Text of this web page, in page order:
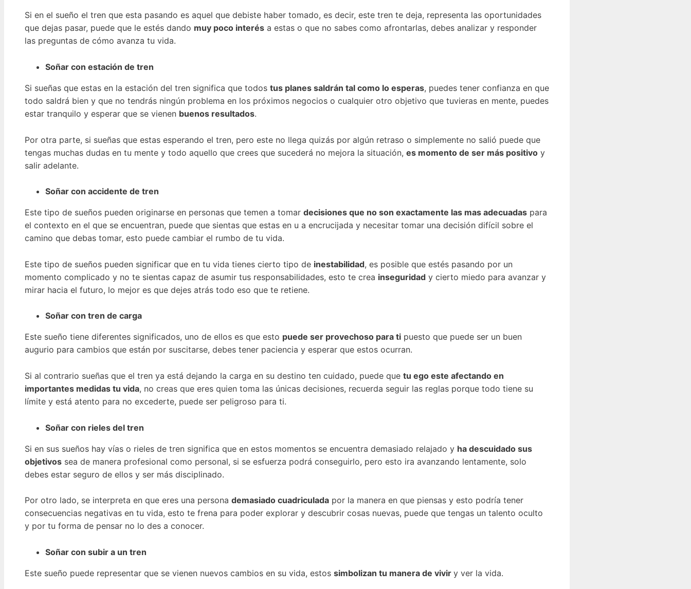
Si en el sueño el tren que esta pasando es aquel que debiste haber tomado, es decir, este tren te deja, representa las oportunidades
que dejas pasar, puede que le estés dando muy poco interés a estas o que no sabes como afrontarlas, debes analizar y responder
las preguntas de cómo avanza tu vida.
Soñar con estación de tren
Si sueñas que estas en la estación del tren significa que todos tus planes saldrán tal como lo esperas, puedes tener confianza en que
todo saldrá bien y que no tendrás ningún problema en los próximos negocios o cualquier otro objetivo que tuvieras en mente, puedes
estar tranquilo y esperar que se vienen buenos resultados.
Por otra parte, si sueñas que estas esperando el tren, pero este no llega quizás por algún retraso o simplemente no salió puede que
tengas muchas dudas en tu mente y todo aquello que crees que sucederá no mejora la situación, es momento de ser más positivo y
salir adelante.
Soñar con accidente de tren
Este tipo de sueños pueden originarse en personas que temen a tomar decisiones que no son exactamente las mas adecuadas para
el contexto en el que se encuentran, puede que sientas que estas en u a encrucijada y necesitar tomar una decisión difícil sobre el
camino que debas tomar, esto puede cambiar el rumbo de tu vida.
Este tipo de sueños pueden significar que en tu vida tienes cierto tipo de inestabilidad, es posible que estés pasando por un
momento complicado y no te sientas capaz de asumir tus responsabilidades, esto te crea inseguridad y cierto miedo para avanzar y
mirar hacia el futuro, lo mejor es que dejes atrás todo eso que te retiene.
Soñar con tren de carga
Este sueño tiene diferentes significados, uno de ellos es que esto puede ser provechoso para ti puesto que puede ser un buen
augurio para cambios que están por suscitarse, debes tener paciencia y esperar que estos ocurran.
Si al contrario sueñas que el tren ya está dejando la carga en su destino ten cuidado, puede que tu ego este afectando en
importantes medidas tu vida, no creas que eres quien toma las únicas decisiones, recuerda seguir las reglas porque todo tiene su
límite y está atento para no excederte, puede ser peligroso para ti.
Soñar con rieles del tren
Si en sus sueños hay vías o rieles de tren significa que en estos momentos se encuentra demasiado relajado y ha descuidado sus
objetivos sea de manera profesional como personal, si se esfuerza podrá conseguirlo, pero esto ira avanzando lentamente, solo
debes estar seguro de ellos y ser más disciplinado.
Por otro lado, se interpreta en que eres una persona demasiado cuadriculada por la manera en que piensas y esto podría tener
consecuencias negativas en tu vida, esto te frena para poder explorar y descubrir cosas nuevas, puede que tengas un talento oculto
y por tu forma de pensar no lo des a conocer.
Soñar con subir a un tren
Este sueño puede representar que se vienen nuevos cambios en su vida, estos simbolizan tu manera de vivir y ver la vida.